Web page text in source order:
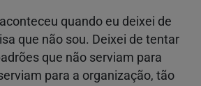
quando eu deixei de
que não sou. Deixei de tentar
que não serviam para
para a organização, tão